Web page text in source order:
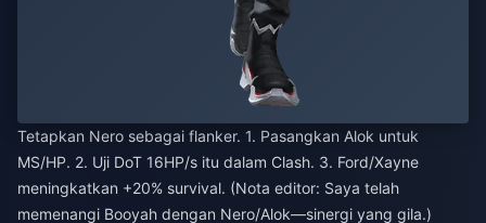
Tetapkan Nero sebagai flanker. 1. Pasangkan Alok untuk
MS/HP. 2. Uji DoT 16HP/s itu dalam Clash. 3. Ford/Xayne
meningkatkan +20% survival. (Nota editor: Saya telah
memenangi Booyah dengan Nero/Alok—sinergi yang gila.)